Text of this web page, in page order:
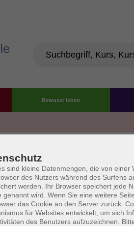
Bewusst leben
AGB Datenschutzerklärung
sind kleine Datenmengen, die von einer
des Nutzers während des Surfens
werden. Ihr Browser speichert jede
genannt wird. Wenn Sie eine weitere
das Cookie an den Server zurück.
für Websites entwickelt, um sich
des Benutzers aufzuzeichnen.